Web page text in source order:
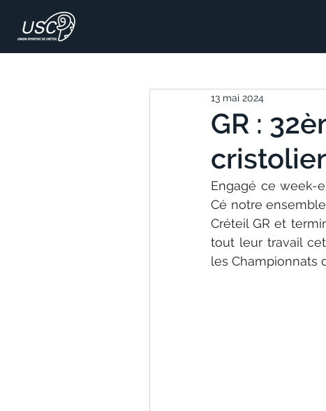
GR :
13 mai 2024
Engagé ce week-
Cé notre
Créteil GR et
tout leur travail
les Championnats